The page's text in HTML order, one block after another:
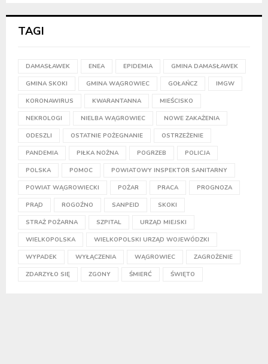
TAGI
DAMASŁAWEK ENEA EPIDEMIA GMINA DAMASŁAWEK
GMINA SKOKI GMINA WĄGROWIEC GOŁAŃCZ IMGW
KORONAWIRUS KWARANTANNA MIEŚCISKO
NEKROLOGI NIELBA WĄGROWIEC NOWE ZAKAŻENIA
ODESZLI OSTATNIE POŻEGNANIE OSTRZEŻENIE
PANDEMIA PIŁKA NOŻNA POGRZEB POLICJA
POLSKA POMOC POWIATOWY INSPEKTOR SANITARNY
POWIAT WĄGROWIECKI POŻAR PRACA PROGNOZA
PRĄD ROGOŹNO SANPEID SKOKI
STRAŻ POŻARNA SZPITAL URZĄD MIEJSKI
WIELKOPOLSKA WIELKOPOLSKI URZĄD WOJEWÓDZKI
WYPADEK WYŁĄCZENIA WĄGROWIEC ZAGROŻENIE
ZDARZYŁO SIĘ ZGONY ŚMIERĆ ŚWIĘTO